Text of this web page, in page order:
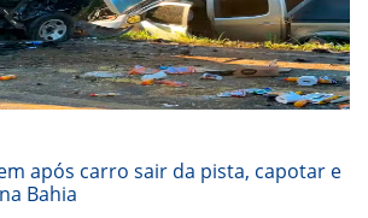
após carro sair da pista, capotar e
Bahia